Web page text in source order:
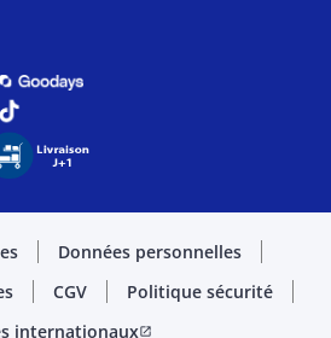
Données personnelles
CGV
Politique sécurité
internationauxopen_in_new